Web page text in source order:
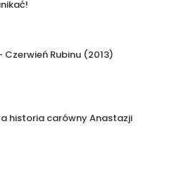
Czerwień Rubinu (2013)
historia carówny Anastazji